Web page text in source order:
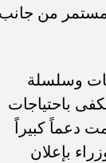
من
وسلسلة
باحتياجات
دعماً كبيراً
بإعلان